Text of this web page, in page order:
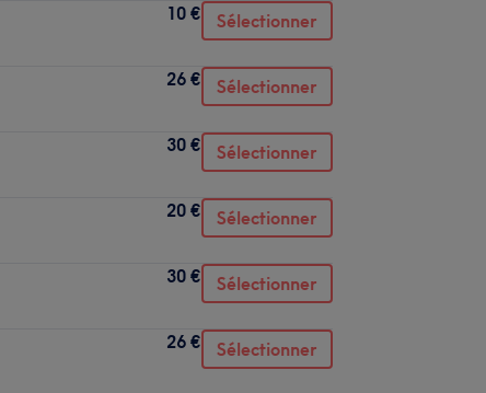
10 € Sélectionner
26 € Sélectionner
30 € Sélectionner
20 € Sélectionner
30 € Sélectionner
26 € Sélectionner